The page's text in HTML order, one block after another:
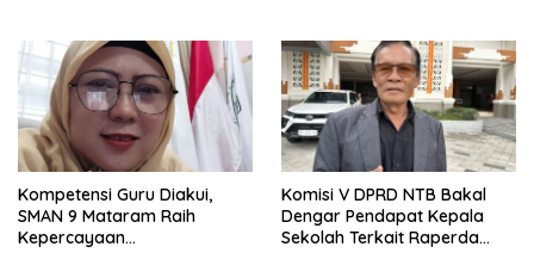
Kompetensi Guru Diakui,
SMAN 9 Mataram Raih
Kepercayaan
Komisi V DPRD NTB Bakal
Dengar Pendapat Kepala
Sekolah Terkait Raperda